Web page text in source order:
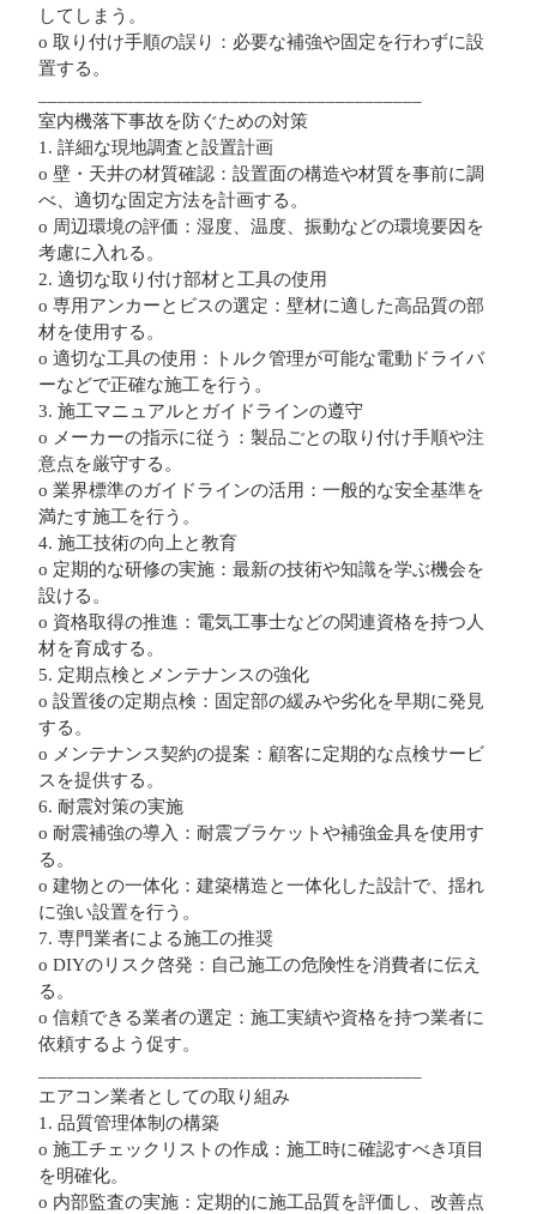
してしまう。
o 取り付け手順の誤り：必要な補強や固定を行わずに設
置する。
室内機落下事故を防ぐための対策
1. 詳細な現地調査と設置計画
o 壁・天井の材質確認：設置面の構造や材質を事前に調
べ、適切な固定方法を計画する。
o 周辺環境の評価：湿度、温度、振動などの環境要因を
考慮に入れる。
2. 適切な取り付け部材と工具の使用
o 専用アンカーとビスの選定：壁材に適した高品質の部
材を使用する。
o 適切な工具の使用：トルク管理が可能な電動ドライバ
ーなどで正確な施工を行う。
3. 施工マニュアルとガイドラインの遵守
o メーカーの指示に従う：製品ごとの取り付け手順や注
意点を厳守する。
o 業界標準のガイドラインの活用：一般的な安全基準を
満たす施工を行う。
4. 施工技術の向上と教育
o 定期的な研修の実施：最新の技術や知識を学ぶ機会を
設ける。
o 資格取得の推進：電気工事士などの関連資格を持つ人
材を育成する。
5. 定期点検とメンテナンスの強化
o 設置後の定期点検：固定部の緩みや劣化を早期に発見
する。
o メンテナンス契約の提案：顧客に定期的な点検サービ
スを提供する。
6. 耐震対策の実施
o 耐震補強の導入：耐震ブラケットや補強金具を使用す
る。
o 建物との一体化：建築構造と一体化した設計で、揺れ
に強い設置を行う。
7. 専門業者による施工の推奨
o DIYのリスク啓発：自己施工の危険性を消費者に伝え
る。
o 信頼できる業者の選定：施工実績や資格を持つ業者に
依頼するよう促す。
エアコン業者としての取り組み
1. 品質管理体制の構築
o 施工チェックリストの作成：施工時に確認すべき項目
を明確化。
o 内部監査の実施：定期的に施工品質を評価し、改善点